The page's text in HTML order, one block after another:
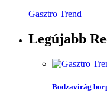
Gasztro Trend
Legújabb
Bodzavirág